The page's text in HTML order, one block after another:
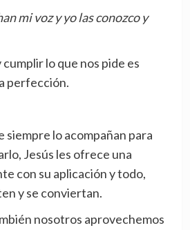
mi voz y yo las conozco y
cumplir lo que nos pide es
perfección.
siempre lo acompañan para
Jesús les ofrece una
con su aplicación y todo,
y se conviertan.
nosotros aprovechemos